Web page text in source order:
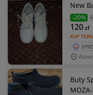
New
-20%
KUP
120zł
Konin
Buty